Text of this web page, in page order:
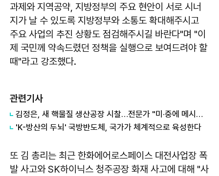
과제와 지역공약, 지방정부의 주요 현안이 서로 시너
지가 날 수 있도록 지방정부와 소통도 확대해주시고
주요 사업의 추진 상황도 점검해주시길 바란다"며 "이
제 국민께 약속드렸던 정책을 실행으로 보여드려야 할
때"라고 강조했다.
관련기사
김정은, 새 핵물질 생산공장 시찰…전문가 "미·중에 메시지 전달"
'K-방산의 두뇌' 국방반도체, 국가가 체계적으로 육성한다
또 김 총리는 최근 한화에어로스페이스 대전사업장 폭
발 사고와 SK하이닉스 청주공장 화재 사고에 대해 "사